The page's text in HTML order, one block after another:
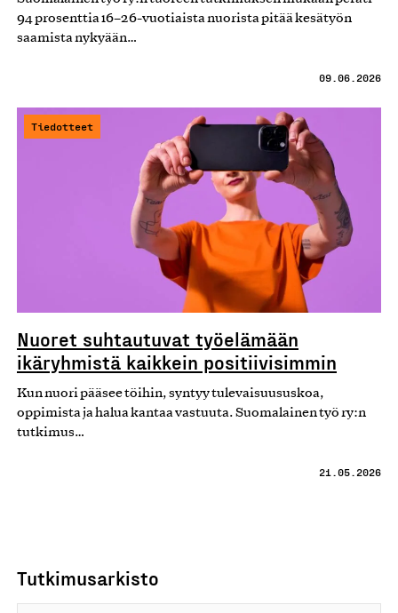
94 prosenttia 16–26-vuotiaista nuorista pitää kesätyön
saamista nykyään…
09.06.2026
Tiedotteet
Nuoret suhtautuvat työelämään
ikäryhmistä kaikkein positiivisimmin
Kun nuori pääsee töihin, syntyy tulevaisuususkoa,
oppimista ja halua kantaa vastuuta. Suomalainen työ ry:n
tutkimus…
21.05.2026
Tutkimusarkisto